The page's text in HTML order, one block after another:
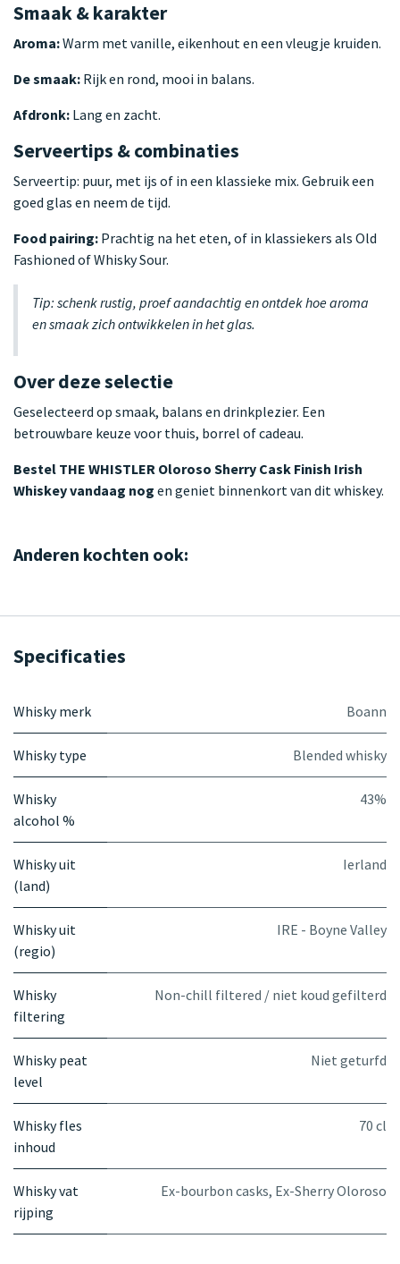
Smaak & karakter
Aroma:Warm met vanille, eikenhout en een vleugje kruiden.
De smaak: Rijk en rond, mooi in balans.
Afdronk: Lang en zacht.
Serveertips & combinaties
Serveertip: puur, met ijs of in een klassieke mix. Gebruik een
goed glas en neem de tijd.
Food pairing: Prachtig na het eten, of in klassiekers als Old
Fashioned of Whisky Sour.
Tip: schenk rustig, proef aandachtig en ontdek hoe aroma
en smaak zich ontwikkelen in het glas.
Over deze selectie
Geselecteerd op smaak, balans en drinkplezier. Een
betrouwbare keuze voor thuis, borrel of cadeau.
Bestel THE WHISTLER Oloroso Sherry Cask Finish Irish
Whiskey vandaag nog en geniet binnenkort van dit whiskey.
Anderen kochten ook:
Specificaties
Whisky merk Boann
Whisky type Blended whisky
Whisky
alcohol %
43%
Whisky uit
(land)
Ierland
Whisky uit
(regio)
IRE - Boyne Valley
Whisky
filtering
Non-chill filtered / niet koud gefilterd
Whisky peat
level
Niet geturfd
Whisky fles
inhoud
70 cl
Whisky vat
rijping
Ex-bourbon casks, Ex-Sherry Oloroso